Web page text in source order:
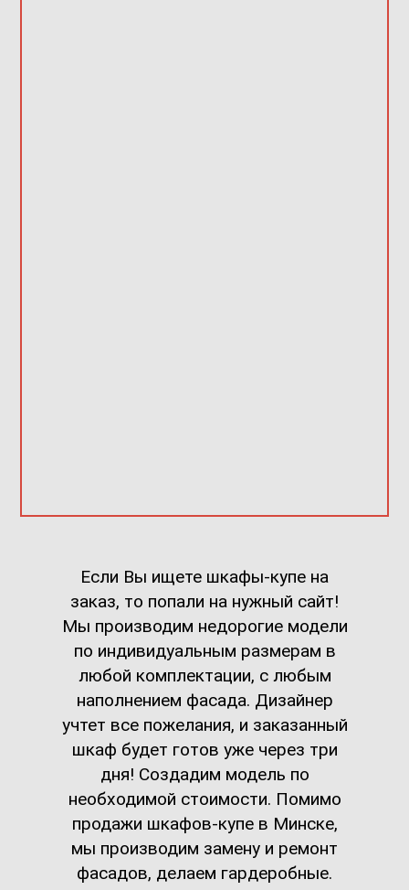
Если Вы ищете шкафы-купе на
заказ, то попали на нужный сайт!
Мы производим недорогие модели
по индивидуальным размерам в
любой комплектации, с любым
наполнением фасада. Дизайнер
учтет все пожелания, и заказанный
шкаф будет готов уже через три
дня! Создадим модель по
необходимой стоимости. Помимо
продажи шкафов-купе в Минске,
мы производим замену и ремонт
фасадов, делаем гардеробные.